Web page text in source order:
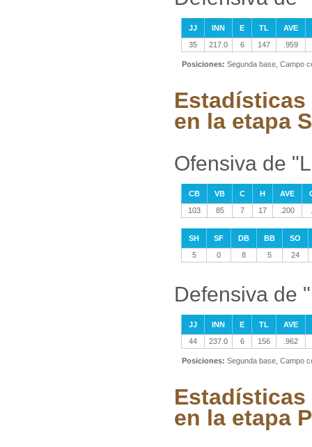
JJ INN E TL
AVE
35
217.0 6 147 .959
Posiciones: Segunda base, Campo
en la etapa
Ofensiva de
CB VB C H AVE
103
85 7 17 .200
SH SF DB BB
SO
5
0 8 5 24
Defensiva de
JJ INN E TL
AVE
44
237.0 6 156 .962
Posiciones: Segunda base, Campo
en la etapa